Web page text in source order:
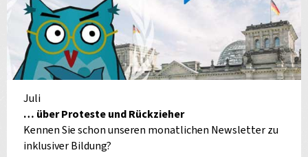
Juli
… über Proteste und Rückzieher
Kennen Sie schon unseren monatlichen Newsletter zu
inklusiver Bildung?